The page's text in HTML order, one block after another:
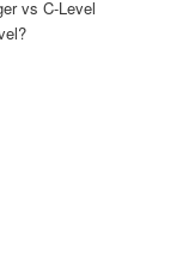
vs C-Level